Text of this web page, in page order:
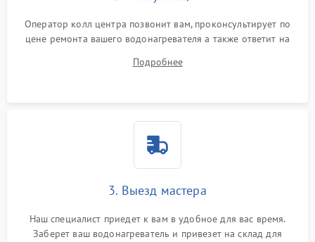
Оператор колл центра позвонит вам, проконсультирует по
цене ремонта вашего водонагревателя а также ответит на
Подробнее
3. Выезд мастера
Наш специалист приедет к вам в удобное для вас время.
Заберет ваш водонагреватель и привезет на склад для